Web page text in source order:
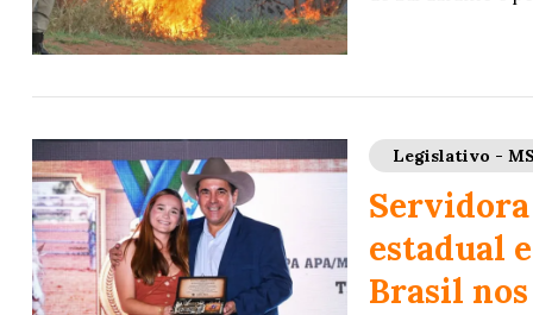
Legislativo - MS
estadual
Brasil